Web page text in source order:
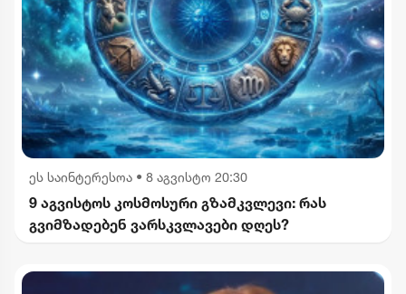
ეს საინტერესოა • 8 აგვისტო 20:30
9 აგვისტოს კოსმოსური გზამკვლევი: რას
გვიმზადებენ ვარსკვლავები დღეს?